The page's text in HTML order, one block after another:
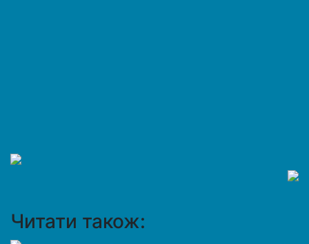
Читати також: